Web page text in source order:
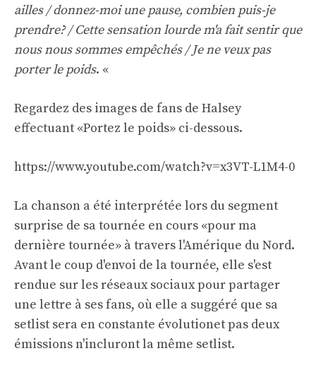
ailles / donnez-moi une pause, combien puis-je
prendre? / Cette sensation lourde m'a fait sentir que
nous nous sommes empêchés / Je ne veux pas
porter le poids. «
Regardez des images de fans de Halsey
effectuant «Portez le poids» ci-dessous.
https://www.youtube.com/watch?v=x3VT-L1M4-0
La chanson a été interprétée lors du segment
surprise de sa tournée en cours «pour ma
dernière tournée» à travers l'Amérique du Nord.
Avant le coup d'envoi de la tournée, elle s'est
rendue sur les réseaux sociaux pour partager
une lettre à ses fans, où elle a suggéré que sa
setlist sera en constante évolutionet pas deux
émissions n'incluront la même setlist.